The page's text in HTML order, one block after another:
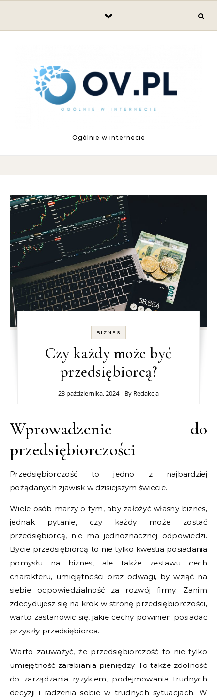
Ogólnie w internecie
BIZNES
Czy każdy może być
przedsiębiorcą?
23 października, 2024 - By Redakcja
Wprowadzenie do
przedsiębiorczości
Przedsiębiorczość to jedno z najbardziej
pożądanych zjawisk w dzisiejszym świecie.
Wiele osób marzy o tym, aby założyć własny biznes,
jednak pytanie, czy każdy może zostać
przedsiębiorcą, nie ma jednoznacznej odpowiedzi.
Bycie przedsiębiorcą to nie tylko kwestia posiadania
pomysłu na biznes, ale także zestawu cech
charakteru, umiejętności oraz odwagi, by wziąć na
siebie odpowiedzialność za rozwój firmy. Zanim
zdecydujesz się na krok w stronę przedsiębiorczości,
warto zastanowić się, jakie cechy powinien posiadać
przyszły przedsiębiorca.
Warto zauważyć, że przedsiębiorczość to nie tylko
umiejętność zarabiania pieniędzy. To także zdolność
do zarządzania ryzykiem, podejmowania trudnych
decyzji i radzenia sobie w trudnych sytuacjach. W